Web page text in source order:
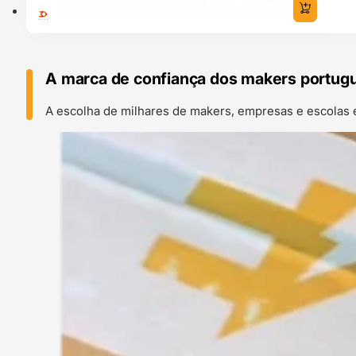
A marca de confiança dos makers
A escolha de milhares de makers, empresas e escolas